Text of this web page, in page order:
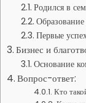
Родился в
Образование
Первые
Бизнес и
Основание
Вопрос-ответ:
Кто